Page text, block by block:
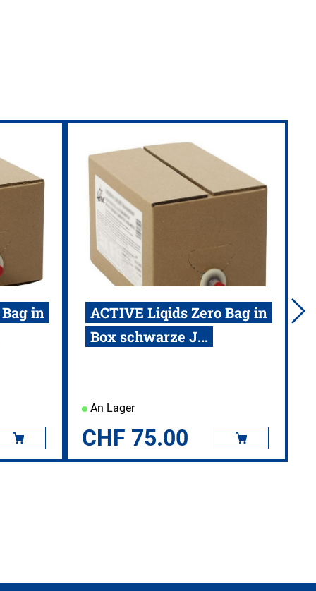
in
ACTIVE Liqids Zero Bag in
Box schwarze J...
An Lager
CHF 75.00